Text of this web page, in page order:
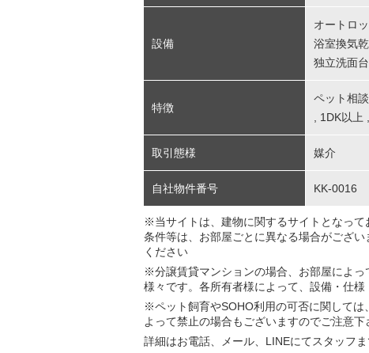
設備
オートロ
浴室換気
独立洗面台
特徴
ペット相
1DK以上
取引態様 媒介
自社物件番号 KK-0016
※当サイトは、建物に関するサイトとなって
条件等は、お部屋ごとに異なる場合がござ
ください
※分譲賃貸マンションの場合、お部屋によ
様々です。各所有者様によって、設備・仕
※ペット飼育やSOHO利用の可否に関しては
よって禁止の場合もございますのでご注意下
詳細はお電話、メール、LINEにてスタッフま